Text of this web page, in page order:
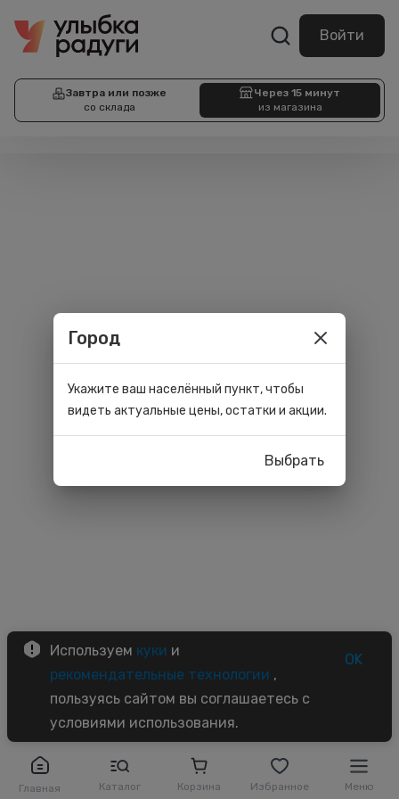
Войти
Завтра или позже
со склада
Через 15 минут
из магазина
Главная Каталог Корзина Избранное Меню
Используем куки и
рекомендательные технологии ,
пользуясь сайтом вы соглашаетесь с
условиями использования.
OK
Город
Укажите ваш населённый пункт, чтобы
видеть актуальные цены, остатки и акции.
Выбрать